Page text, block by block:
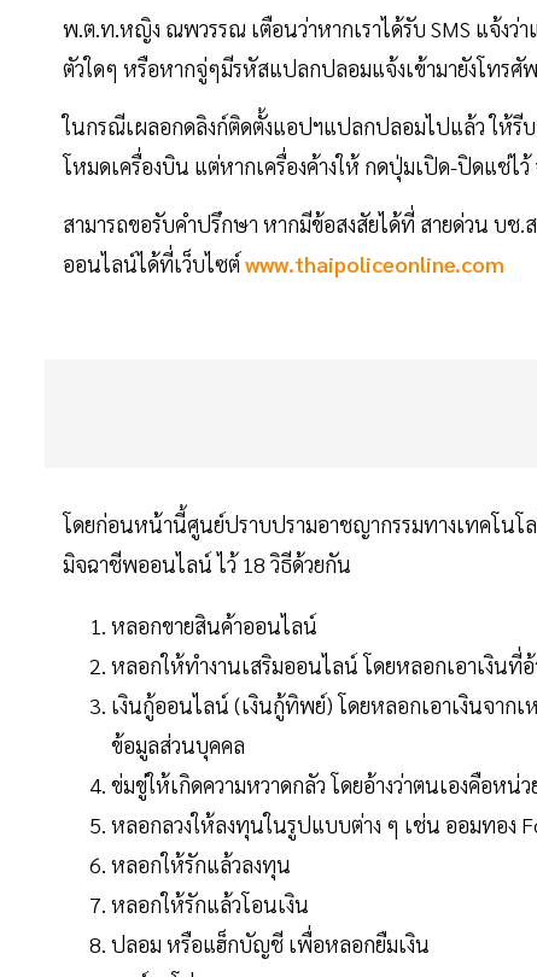
พ.ต.ท.หญิง ณพวรรณ เตือนว่าหากเราได้รับ SMS แจ้งว่
ตัวใดๆ หรือหากจู่ๆมีรหัสแปลกปลอมแจ้งเข้ามายังโทร
ในกรณีเผลอกดลิงก์ติดตั้งแอปฯแปลกปลอมไปแล้ว ให้รี
โหมดเครื่องบิน แต่หากเครื่องค้างให้ กดปุ่มเปิด-ปิดแช่
สามารถขอรับคำปรึกษา หากมีข้อสงสัยได้ที่ สายด่วน บช
ออนไลน์ได้ที่เว็บไซต์ www.thaipoliceonline.com
โดยก่อนหน้านี้ศูนย์ปราบปรามอาชญากรรมทางเทคโนโล
มิจฉาชีพออนไลน์ ไว้ 18 วิธีด้วยกัน
หลอกขายสินค้าออนไลน์
หลอกให้ทำงานเสริมออนไลน์ โดยหลอกเอาเงินที่
เงินกู้ออนไลน์ (เงินกู้ทิพย์) โดยหลอกเอาเงินจาก
ข้อมูลส่วนบุคคล
ข่มขู่ให้เกิดความหวาดกลัว โดยอ้างว่าตนเองคือหน่
หลอกลวงให้ลงทุนในรูปแบบต่าง ๆ เช่น ออมทอง
หลอกให้รักแล้วลงทุน
หลอกให้รักแล้วโอนเงิน
ปลอม หรือแฮ็กบัญชี เพื่อหลอกยืมเงิน